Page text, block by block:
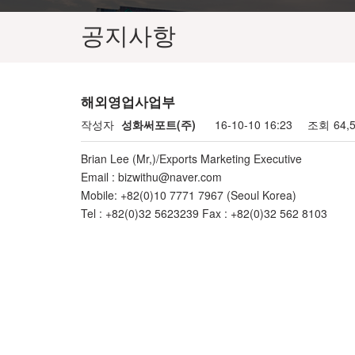
공지사항
해외영업사업부
작성자 성화써포트(주) 16-10-10 16:23 조회
Brian Lee (Mr,)/Exports Marketing Executive
Email : bizwithu@naver.com
Mobile: +82(0)10 7771 7967 (Seoul Korea)
Tel : +82(0)32 5623239 Fax : +82(0)32 562 8103